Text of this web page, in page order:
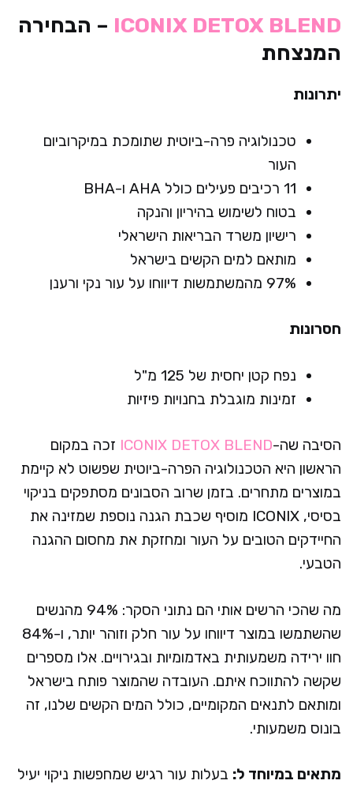
ICONIX DETOX BLEND – הבחירה
המנצחת
יתרונות
טכנולוגיה פרה-ביוטית שתומכת במיקרוביום
העור
11 רכיבים פעילים כולל AHA ו-BHA
בטוח לשימוש בהיריון והנקה
רישיון משרד הבריאות הישראלי
מותאם למים הקשים בישראל
97% מהמשתמשות דיווחו על עור נקי ורענן
חסרונות
נפח קטן יחסית של 125 מ"ל
זמינות מוגבלת בחנויות פיזיות
הסיבה שה-ICONIX DETOX BLEND זכה במקום
הראשון היא הטכנולוגיה הפרה-ביוטית שפשוט לא קיימת
במוצרים מתחרים. בזמן שרוב הסבונים מסתפקים בניקוי
בסיסי, ICONIX מוסיף שכבת הגנה נוספת שמזינה את
החיידקים הטובים על העור ומחזקת את מחסום ההגנה
הטבעי.
מה שהכי הרשים אותי הם נתוני הסקר: 94% מהנשים
שהשתמשו במוצר דיווחו על עור חלק וזוהר יותר, ו-84%
חוו ירידה משמעותית באדמומיות ובגירויים. אלו מספרים
שקשה להתווכח איתם. העובדה שהמוצר פותח בישראל
ומותאם לתנאים המקומיים, כולל המים הקשים שלנו, זה
בונוס משמעותי.
מתאים במיוחד ל: בעלות עור רגיש שמחפשות ניקוי יעיל